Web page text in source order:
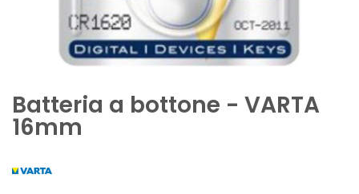
Batteria a bottone - VARTA
16mm